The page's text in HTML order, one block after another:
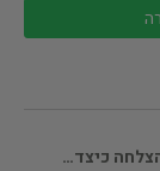
כיצד…